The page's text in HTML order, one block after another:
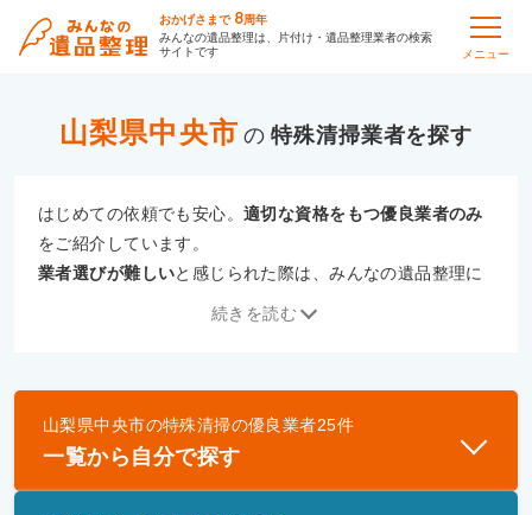
おかげさまで 8周年
みんなの遺品整理は、片付け・遺品整理業者の検索
サイトです
メニュー
山梨県中央市 の 特殊清掃
はじめての依頼でも安心。適切な資格をもつ優良業者のみ
をご紹介しています。
業者選びが難しいと感じられた際は、みんなの遺品整理に
優良業者とは
一般財団法人遺品整理認定協会、および一般社団法
続きを読む
山梨県中央市の特殊清掃の優良業者25件
一覧から自分で探す